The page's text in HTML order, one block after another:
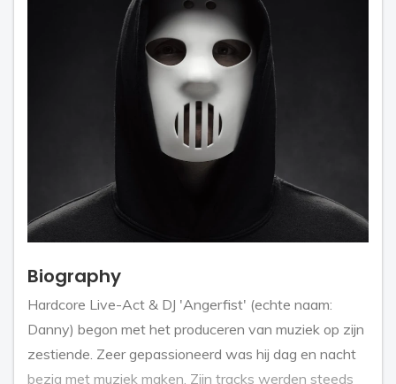
Biography
Hardcore Live-Act & DJ 'Angerfist' (echte naam:
Danny) begon met het produceren van muziek op zijn
zestiende. Zeer gepassioneerd was hij dag en nacht
bezig met muziek maken. Zijn tracks werden steeds